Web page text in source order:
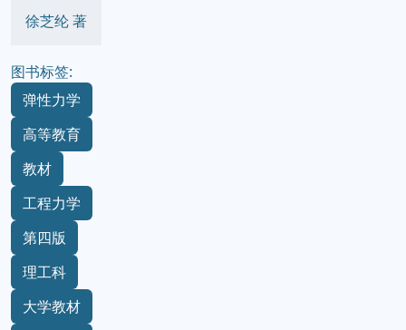
徐芝纶 著
图书标签:
弹性力学
高等教育
教材
工程力学
第四版
理工科
大学教材